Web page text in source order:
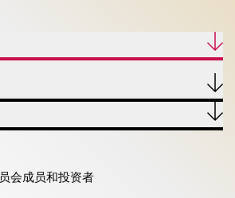
会成员和投资者